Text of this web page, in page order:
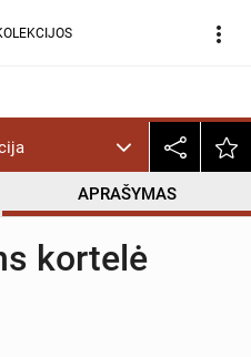
more_vert
APRAŠYMAS
kortelė